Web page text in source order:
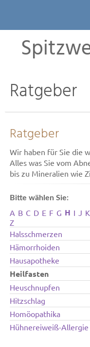
Ratgeber
Ratgeber
Wir haben für Sie die
Alles was Sie vom
bis zu Mineralien wie
Bitte wählen Sie:
A B C D E F G H I J K
Z
Halsschmerzen
Hämorrhoiden
Hausapotheke
Heilfasten
Heuschnupfen
Hitzschlag
Homöopathika
Hühnereiweiß-Allergie